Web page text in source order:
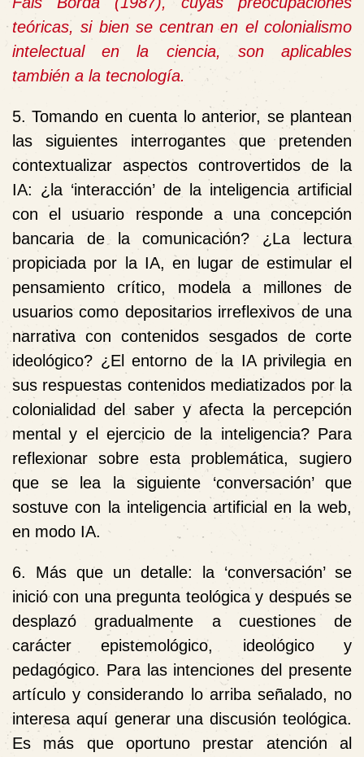
teóricas, si bien se centran en el colonialismo
intelectual en la ciencia, son aplicables
también a la tecnología.
5. Tomando en cuenta lo anterior, se plantean
las siguientes interrogantes que pretenden
contextualizar aspectos controvertidos de la
IA: ¿la ‘interacción’ de la inteligencia artificial
con el usuario responde a una concepción
bancaria de la comunicación? ¿La lectura
propiciada por la IA, en lugar de estimular el
pensamiento crítico, modela a millones de
usuarios como depositarios irreflexivos de una
narrativa con contenidos sesgados de corte
ideológico? ¿El entorno de la IA privilegia en
sus respuestas contenidos mediatizados por la
colonialidad del saber y afecta la percepción
mental y el ejercicio de la inteligencia?Para
reflexionar sobre esta problemática, sugiero
que se lea la siguiente ‘conversación’ que
sostuve con la inteligencia artificial en la web,
en modo IA.
6. Más que un detalle: la ‘conversación’ se
inició con una pregunta teológica y después se
desplazó gradualmente a cuestiones de
carácter epistemológico, ideológico y
pedagógico. Para las intenciones del presente
artículo y considerando lo arriba señalado, no
interesa aquí generar una discusión teológica.
Es más que oportuno prestar atención al